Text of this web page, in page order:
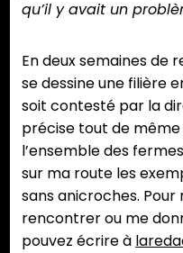
qu’il y avait un
En deux semaines de
se dessine une filière
soit contesté par la
précise tout de même
l’ensemble des
sur ma route les
sans anicroches.
rencontrer ou me
pouvez écrire à